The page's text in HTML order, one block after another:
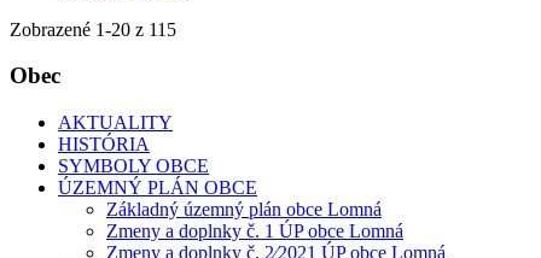
Zobrazené 1-20 z 115
Obec
AKTUALITY
HISTÓRIA
SYMBOLY OBCE
ÚZEMNÝ PLÁN OBCE
Základný územný plán obce Lomná
Zmeny a doplnky č. 1 ÚP obce Lomná
Zmeny a doplnky č. 2⁄2021 ÚP obce Lomná